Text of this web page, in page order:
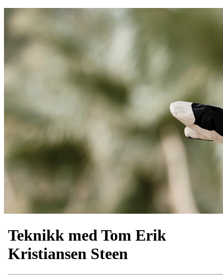
Teknikk med Tom Erik
Kristiansen Steen